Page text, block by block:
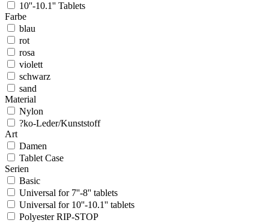
10''-10.1'' Tablets
Farbe
blau
rot
rosa
violett
schwarz
sand
Material
Nylon
?ko-Leder/Kunststoff
Art
Damen
Tablet Case
Serien
Basic
Universal for 7''-8'' tablets
Universal for 10''-10.1'' tablets
Polyester RIP-STOP